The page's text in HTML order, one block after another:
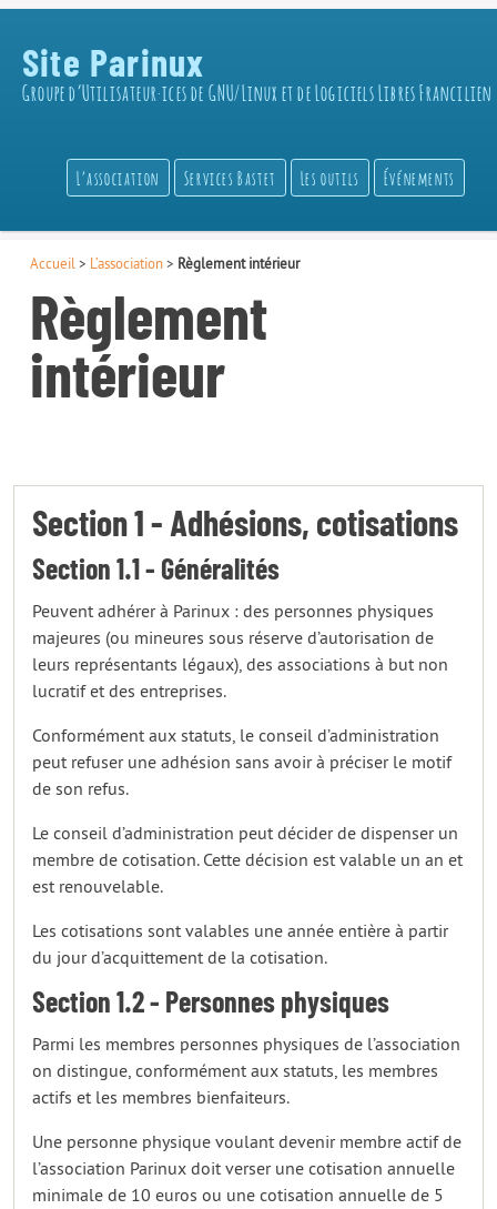
Site Parinux
Groupe d’Utilisateur·ices de GNU/Linux et de Logiciels Libres Francilien
L’association Services Bastet Les outils Événements
Accueil > L’association> Règlement intérieur
Règlement
intérieur
Section 1 - Adhésions, cotisations
Section 1.1 - Généralités
Peuvent adhérer à Parinux : des personnes physiques
majeures (ou mineures sous réserve d’autorisation de
leurs représentants légaux), des associations à but non
lucratif et des entreprises.
Conformément aux statuts, le conseil d’administration
peut refuser une adhésion sans avoir à préciser le motif
de son refus.
Le conseil d’administration peut décider de dispenser un
membre de cotisation. Cette décision est valable un an et
est renouvelable.
Les cotisations sont valables une année entière à partir
du jour d’acquittement de la cotisation.
Section 1.2 - Personnes physiques
Parmi les membres personnes physiques de l’association
on distingue, conformément aux statuts, les membres
actifs et les membres bienfaiteurs.
Une personne physique voulant devenir membre actif de
l’association Parinux doit verser une cotisation annuelle
minimale de 10 euros ou une cotisation annuelle de 5